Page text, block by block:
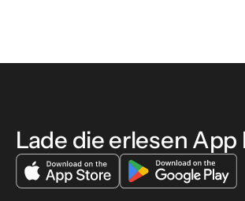
Lade die erlesen